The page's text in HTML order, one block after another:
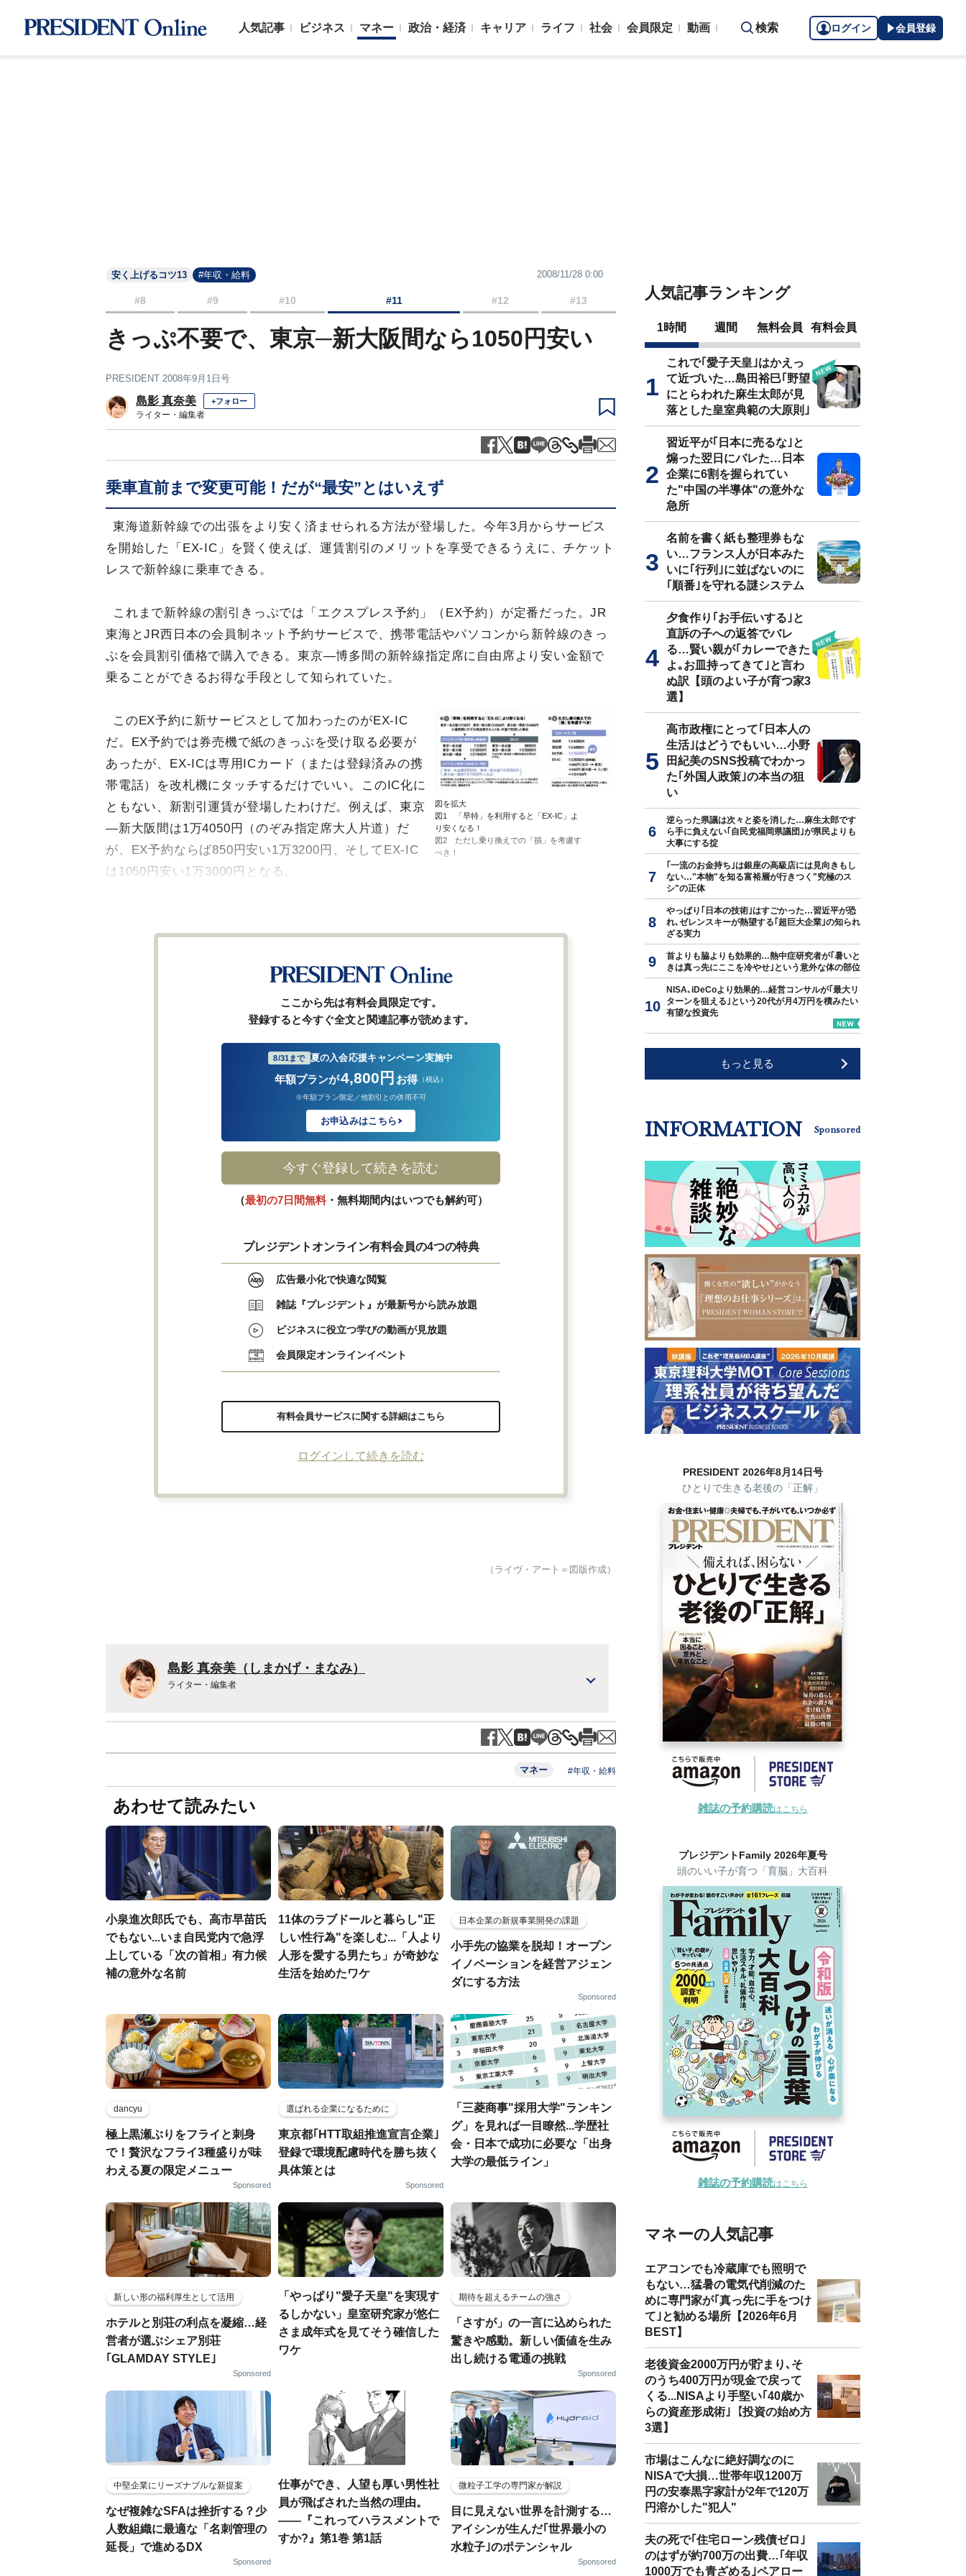
人気記事 ビジネス マネー 政治・経済 キャリア ライフ 社会 会員限定 動画 検索 ログイン 会員登録
安く上げるコツ13 #年収・給料 2008/11/28 0:00
#8 #9 #10 #11 #12 #13
きっぷ不要で、東京─新大阪間なら1050円安い
PRESIDENT 2008年9月1日号
島影 真奈美 +フォロー
ライター・編集者
乗車直前まで変更可能！だが“最安”とはいえず
東海道新幹線での出張をより安く済ませられる方法が登場した。今年3月からサービス
を開始した「EX-IC」を賢く使えば、運賃割引のメリットを享受できるうえに、チケット
レスで新幹線に乗車できる。
これまで新幹線の割引きっぷでは「エクスプレス予約」（EX予約）が定番だった。JR
東海とJR西日本の会員制ネット予約サービスで、携帯電話やパソコンから新幹線のきっ
ぷを会員割引価格で購入できる。東京―博多間の新幹線指定席に自由席より安い金額で
乗ることができるお得な手段として知られていた。
図を拡大
図1 「早特」を利用すると「EX-IC」よ
り安くなる！
図2 ただし乗り換えでの「損」を考慮す
べき！
このEX予約に新サービスとして加わったのがEX-IC
だ。EX予約では券売機で紙のきっぷを受け取る必要が
あったが、EX-ICは専用ICカード（または登録済みの携
帯電話）を改札機にタッチするだけでいい。このIC化に
ともない、新割引運賃が登場したわけだ。例えば、東京
―新大阪間は1万4050円（のぞみ指定席大人片道）だ
が、EX予約ならば850円安い1万3200円、そしてEX-IC
は1050円安い1万3000円となる。
ここから先は有料会員限定です。
登録すると今すぐ全文と関連記事が読めます。
8/31まで 夏の入会応援キャンペーン実施中
年額プランが4,800円 お得 （税込）
※年額プラン限定／他割引との併用不可
お申込みはこちら
今すぐ登録して続きを読む
（最初の7日間無料・無料期間内はいつでも解約可）
プレジデントオンライン有料会員の4つの特典
広告最小化で快適な閲覧
雑誌『プレジデント』が最新号から読み放題
ビジネスに役立つ学びの動画が見放題
会員限定オンラインイベント
有料会員サービスに関する詳細はこちら
ログインして続きを読む
（ライヴ・アート＝図版作成）
島影 真奈美（しまかげ・まなみ）
ライター・編集者
マネー #年収・給料
あわせて読みたい
小泉進次郎氏でも、高市早苗氏
でもない...いま自民党内で急浮
上している「次の首相」有力候
補の意外な名前
11体のラブドールと暮らし"正
しい性行為"を楽しむ...「人より
人形を愛する男たち」が奇妙な
生活を始めたワケ
日本企業の新規事業開発の課題
小手先の協業を脱却！オープン
イノベーションを経営アジェン
ダにする方法
Sponsored
dancyu
極上黒瀬ぶりをフライと刺身
で！贅沢なフライ3種盛りが味
わえる夏の限定メニュー
Sponsored
選ばれる企業になるために
東京都｢HTT取組推進宣言企業｣
登録で環境配慮時代を勝ち抜く
具体策とは
Sponsored
「三菱商事"採用大学"ランキン
グ」を見れば一目瞭然...学歴社
会・日本で成功に必要な「出身
大学の最低ライン」
新しい形の福利厚生として活用
ホテルと別荘の利点を凝縮…経
営者が選ぶシェア別荘
｢GLAMDAY STYLE｣
Sponsored
「やっぱり"愛子天皇"を実現す
るしかない」皇室研究家が悠仁
さま成年式を見てそう確信した
ワケ
期待を超えるチームの強さ
「さすが」の一言に込められた
驚きや感動。新しい価値を生み
出し続ける電通の挑戦
Sponsored
中堅企業にリーズナブルな新提案
なぜ複雑なSFAは挫折する？少
人数組織に最適な「名刺管理の
延長」で進めるDX
Sponsored
仕事ができ、人望も厚い男性社
員が飛ばされた当然の理由。
――『これってハラスメントで
すか?』第1巻 第1話
微粒子工学の専門家が解説
目に見えない世界を計測する…
アイシンが生んだ｢世界最小の
水粒子｣のポテンシャル
Sponsored
人気記事ランキング
1時間 週間 無料会員 有料会員
これで｢愛子天皇｣はかえっ
て近づいた…島田裕巳｢野望
にとらわれた麻生太郎が見
落とした皇室典範の大原則｣
習近平が｢日本に売るな｣と
煽った翌日にバレた…日本
企業に6割を握られてい
た"中国の半導体"の意外な
急所
名前を書く紙も整理券もな
い…フランス人が日本みた
いに｢行列｣に並ばないのに
｢順番｣を守れる謎システム
夕食作り｢お手伝いする｣と
直訴の子への返答でバレ
る…賢い親が｢カレーできた
よ｡お皿持ってきて｣と言わ
ぬ訳【頭のよい子が育つ家3
選】
高市政権にとって｢日本人の
生活｣はどうでもいい…小野
田紀美のSNS投稿でわかっ
た｢外国人政策｣の本当の狙
い
逆らった県議は次々と姿を消した…麻生太郎です
ら手に負えない｢自民党福岡県議団｣が県民よりも
大事にする掟
｢一流のお金持ち｣は銀座の高級店には見向きもし
ない…"本物"を知る富裕層が行きつく"究極のス
シ"の正体
やっぱり｢日本の技術｣はすごかった…習近平が恐
れ､ゼレンスキーが熱望する｢超巨大企業｣の知られ
ざる実力
首よりも脇よりも効果的…熱中症研究者が｢暑いと
きは真っ先にここを冷やせ｣という意外な体の部位
NISA､iDeCoより効果的…経営コンサルが｢最大リ
ターンを狙える｣という20代が月4万円を積みたい
有望な投資先
もっと見る
INFORMATION Sponsored
PRESIDENT 2026年8月14日号
ひとりで生きる老後の「正解」
雑誌の予約購読はこちら
プレジデントFamily 2026年夏号
頭のいい子が育つ「育脳」大百科
雑誌の予約購読はこちら
マネーの人気記事
エアコンでも冷蔵庫でも照明で
もない…猛暑の電気代削減のた
めに専門家が｢真っ先に手をつけ
て｣と勧める場所【2026年6月
BEST】
老後資金2000万円が貯まり､そ
のうち400万円が現金で戻って
くる...NISAより手堅い｢40歳か
らの資産形成術｣【投資の始め方
3選】
市場はこんなに絶好調なのに
NISAで大損…世帯年収1200万
円の安泰黒字家計が2年で120万
円溶かした"犯人"
夫の死で｢住宅ローン残債ゼロ｣
のはずが約700万の出費…｢年収
1000万でも青ざめる｣ペアロー